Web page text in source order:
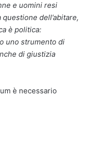
e uomini resi
dell’abitare,
è politica:
uno strumento di
di giustizia
è necessario